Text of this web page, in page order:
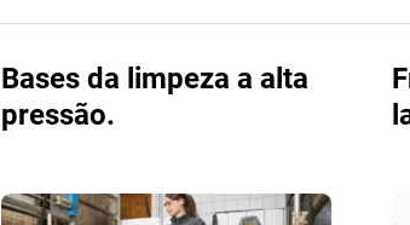
Bases da limpeza a alta
pressão.